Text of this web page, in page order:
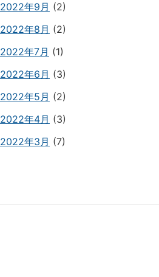
2022年9月 (2)
2022年8月 (2)
2022年7月 (1)
2022年6月 (3)
2022年5月 (2)
2022年4月 (3)
2022年3月 (7)